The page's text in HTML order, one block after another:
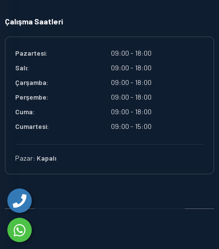
Çalışma Saatleri
Pazartesi:
09:00 - 18:00
Salı:
09:00 - 18:00
Çarşamba:
09:00 - 18:00
Perşembe:
09:00 - 18:00
Cuma:
09:00 - 18:00
Cumartesi:
09:00 - 15:00
Pazar: Kapalı